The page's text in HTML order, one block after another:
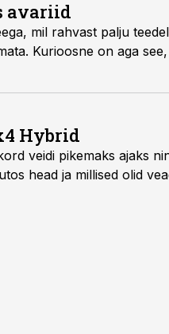
avariid
mil rahvast palju
Kurioosne on aga
Hybrid
veidi pikemaks ajaks
head ja millised olid